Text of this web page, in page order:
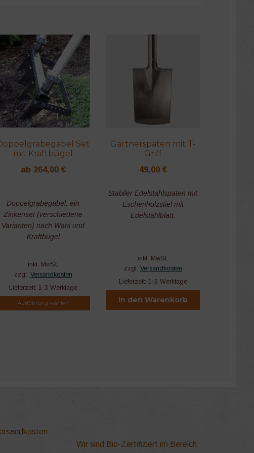
Set
mit Kraftbügel
ab 264,00 €
Doppelgrabegabel, ein
Zinkenset (verschiedene
Varianten) nach Wahl und
Kraftbügel
inkl. MwSt.
zzgl. Versandkosten
Lieferzeit: 1-3 Werktage
Ausführung wählen
Gärtnerspaten mit T-
Griff
49,00 €
Stabiler Edelstahlspaten mit
Eschenholzstiel mit
Edelstahlblatt.
inkl. MwSt.
zzgl. Versandkosten
Lieferzeit: 1-3 Werktage
In den Warenkorb
Wir sind Bio-Zertifiziert im Bereich